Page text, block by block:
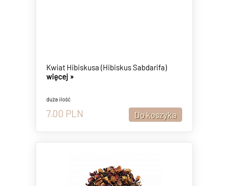
Kwiat Hibiskusa (Hibiskus Sabdarifa)
więcej »
duża ilość
7.00 PLN